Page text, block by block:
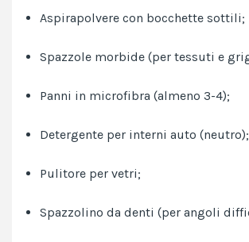
Aspirapolvere con bocchette sottili;
Spazzole morbide (per tessuti e
Panni in microfibra (almeno 3-4);
Detergente per interni auto (neutro);
Pulitore per vetri;
Spazzolino da denti (per angoli